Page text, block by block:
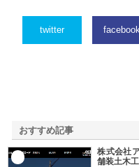
twitter facebook
おすすめ記事
株式会社
舗装土木